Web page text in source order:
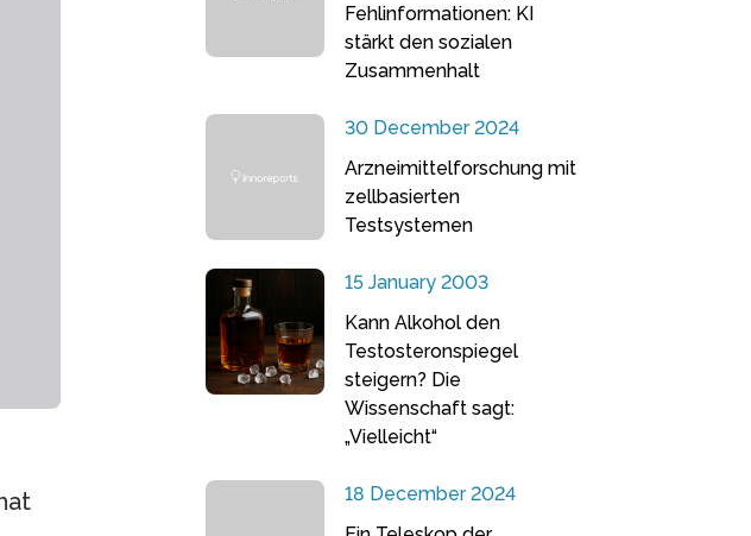
Fehlinformationen: KI
stärkt den sozialen
Zusammenhalt
30 December 2024
Arzneimittelforschung mit
zellbasierten
Testsystemen
15 January 2003
Kann Alkohol den
Testosteronspiegel
steigern? Die
Wissenschaft sagt:
„Vielleicht“
18 December 2024